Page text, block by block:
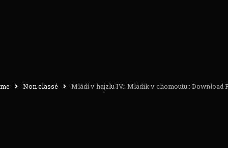
Non classé Mládí v hajzlu IV.: Mladík v chomoutu : Download